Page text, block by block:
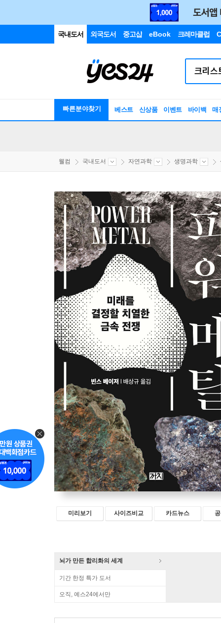
국내도서 외국도서 중고샵 eBook 크레마클럽
빠른분야찾기 베스트 신상품 이벤트 바이백 매
웰컴 국내도서 자연과학 생명과학
미리보기 사이즈비교 카드뉴스
뇌가 만든 합리화의 세계
기간 한정 특가 도서
오직, 예스24에서만